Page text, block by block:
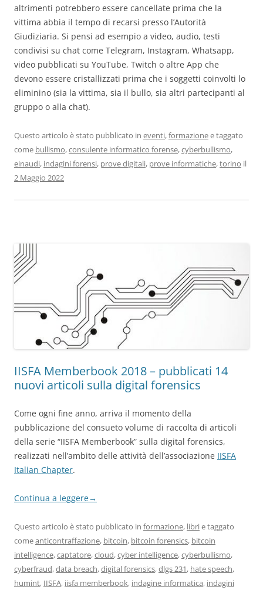
altrimenti potrebbero essere cancellate prima che la
vittima abbia il tempo di recarsi presso l’Autorità
Giudiziaria. Si pensi ad esempio a video, audio, testi
condivisi su chat come Telegram, Instagram, Whatsapp,
video pubblicati su YouTube, Twitch o altre App che
devono essere cristallizzati prima che i soggetti coinvolti lo
eliminino (sia la vittima, sia il bullo, sia altri partecipanti al
gruppo o alla chat).
Questo articolo è stato pubblicato in eventi,formazionee taggato
come bullismo,consulente informatico forense,cyberbullismo,
einaudi, indagini forensi, prove digitali, prove informatiche,torino il
2 Maggio 2022
IISFA Memberbook 2018 – pubblicati 14
nuovi articoli sulla digital forensics
Come ogni fine anno, arriva il momento della
pubblicazione del consueto volume di raccolta di articoli
della serie “IISFA Memberbook” sulla digital forensics,
realizzati nell’ambito delle attività dell’associazione IISFA
Italian Chapter.
Continua a leggere→
Questo articolo è stato pubblicato in formazione, librie taggato
comeanticontraffazione, bitcoin, bitcoin forensics, bitcoin
intelligence,captatore,cloud,cyber intelligence,cyberbullismo,
cyberfraud,data breach,digital forensics,dlgs 231, hate speech,
humint, IISFA, iisfa memberbook, indagine informatica, indagini